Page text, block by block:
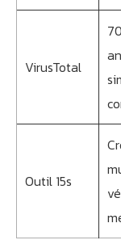
VirusTotal
Outil 15s